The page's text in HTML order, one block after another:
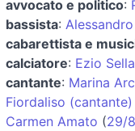
avvocato e politico:
bassista:
cabarettista e
calciatore: Ezio Sella
cantante: Marina
Fiordaliso (cantante)
Carmen Amato (29/8